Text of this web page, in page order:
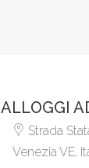
ALLOGGI
Strada
Venezia VE,